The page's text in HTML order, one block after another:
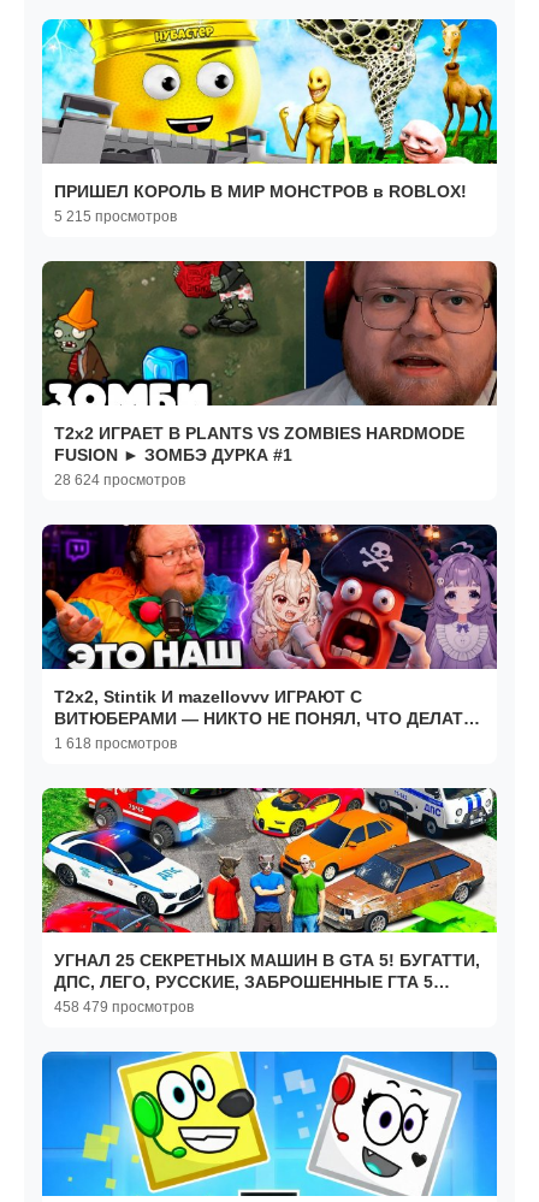
ПРИШЕЛ КОРОЛЬ В МИР МОНСТРОВ в ROBLOX!
5 215 просмотров
T2x2 ИГРАЕТ В PLANTS VS ZOMBIES HARDMODE
FUSION ► ЗОМБЭ ДУРКА #1
28 624 просмотров
T2x2, Stintik И mazellovvv ИГРАЮТ С
ВИТЮБЕРАМИ — НИКТО НЕ ПОНЯЛ, ЧТО ДЕЛАТЬ
► DIG, DIG, DIE
1 618 просмотров
УГНАЛ 25 СЕКРЕТНЫХ МАШИН В GTA 5! БУГАТТИ,
ДПС, ЛЕГО, РУССКИЕ, ЗАБРОШЕННЫЕ ГТА 5
МОДЫ МУРКА
458 479 просмотров